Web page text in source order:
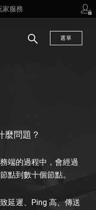
家服務
選單
麼問題？
端的過程中，會經過
點到數十個節點。
延遲、Ping 高、傳送